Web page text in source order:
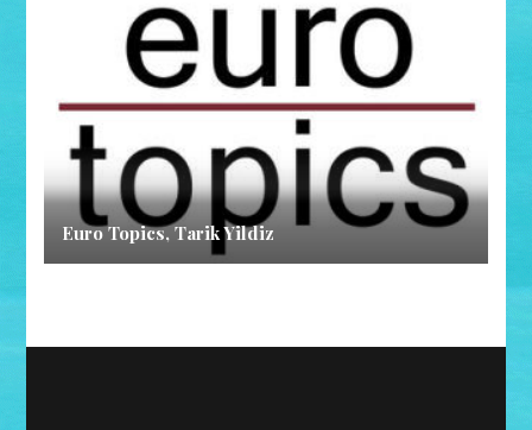
Euro Topics, Tarik Yildiz